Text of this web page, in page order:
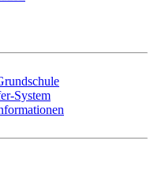
System